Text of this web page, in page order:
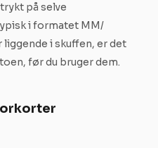
på selve
i formatet MM/
liggende i skuffen, er det
før du bruger dem.